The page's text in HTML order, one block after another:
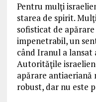
Pentru mulţi
starea de spirit.
sofisticat de
impenetrabil, un
când Iranul a lansat
Autorităţile
apărare
robust, dar nu este